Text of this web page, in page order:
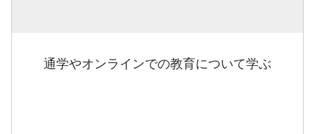
通学やオンラインでの教育について学ぶ